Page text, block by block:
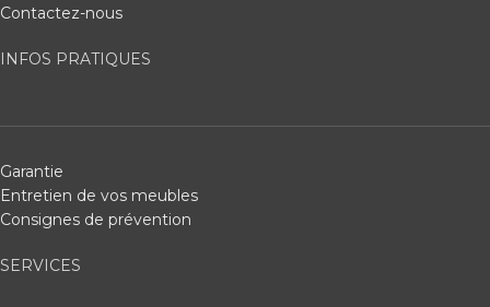
Contactez-nous
INFOS PRATIQUES
Garantie
Entretien de vos meubles
Consignes de prévention
SERVICES